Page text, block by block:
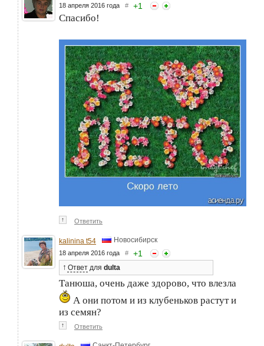
18 апреля 2016 года # +1
Спасибо!
↑ Ответить
kalinina t54 Новосибирск
18 апреля 2016 года # +1
↑ Ответ для dulta
Танюша, очень даже здорово, что влезла
А они потом и из клубеньков растут и
из семян?
↑ Ответить